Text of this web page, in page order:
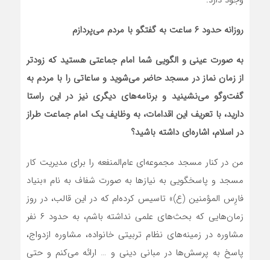
روزانه حدود ۶ ساعت به گفتگو با مردم می‌پردازم
به صورت عینی و الگویی شما امام جماعتی هستید که زودتر
از زمان نماز در مسجد حاضر می‌شوید و ساعاتی را با مردم به
گفت‌وگو می‌نشینید و برنامه‌های دیگری نیز در این راستا
دارید، با تعریف این اقدامات، به وظایف یک امام جماعت طراز
در اسلام، اشاره‌ای داشته باشید؟
من در کنار مسجد مجموعه‌ای عام‌المنفعه را برای مدیریت کار
مسجد و پاسخگویی به نیازها به صورت شفاف به نام «بنیاد
فارِس المؤمنین (ع)» تاسیس کرده‌ام که در این قالب، در روز
زمان‌هایی که بحث‌های علمی نداشته باشم، به حدود ۶ نفر
مشاوره در زمینه‌های نظام تربیتی خانواده، مشاوره ازدواج،
پاسخ به پرسش‌ها در مبانی دینی و … ارائه می‌کنم و حتی